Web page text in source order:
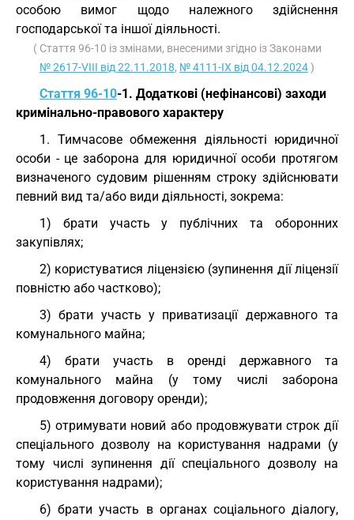
особою вимог щодо належного здійснення
господарської та іншої діяльності.
( Стаття 96-10 із змінами, внесеними згідно із Законами
№ 2617-VIII від 22.11.2018, № 4111-IX від 04.12.2024)
Стаття 96-10-1. Додаткові (нефінансові) заходи
кримінально-правового характеру
1. Тимчасове обмеження діяльності юридичної
особи - це заборона для юридичної особи протягом
визначеного судовим рішенням строку здійснювати
певний вид та/або види діяльності, зокрема:
1) брати участь у публічних та оборонних
закупівлях;
2) користуватися ліцензією (зупинення дії ліцензії
повністю або частково);
3) брати участь у приватизації державного та
комунального майна;
4) брати участь в оренді державного та
комунального майна (у тому числі заборона
продовження договору оренди);
5) отримувати новий або продовжувати строк дії
спеціального дозволу на користування надрами (у
тому числі зупинення дії спеціального дозволу на
користування надрами);
6) брати участь в органах соціального діалогу,